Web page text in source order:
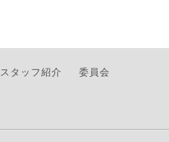
スタッフ紹介
委員会